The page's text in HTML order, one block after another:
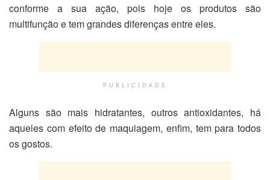
conforme a sua ação, pois hoje os produtos são
multifunção e tem grandes diferenças entre eles.
PUBLICIDADE
Alguns são mais hidratantes, outros antioxidantes, há
aqueles com efeito de maquiagem, enfim, tem para todos
os gostos.